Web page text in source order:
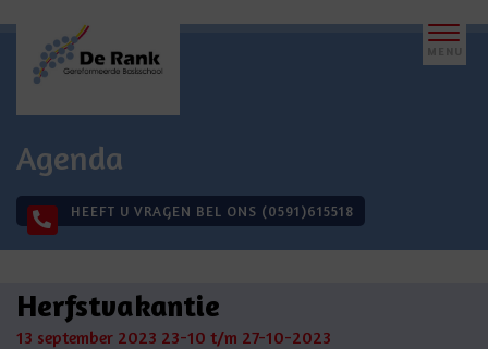
Agenda
HEEFT U VRAGEN BEL ONS (0591)615518
Herfstvakantie
13 september 2023 23-10 t/m 27-10-2023